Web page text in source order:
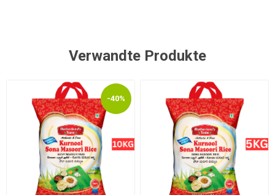
Verwandte Produkte
-40%